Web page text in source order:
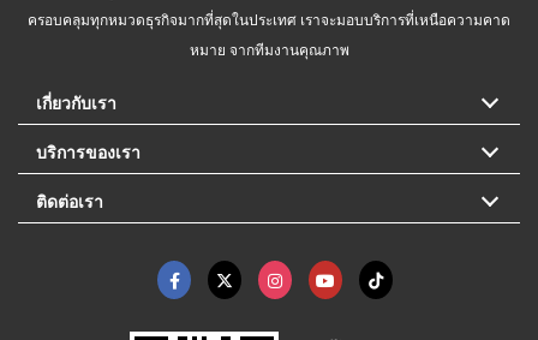
ครอบคลุมทุกหมวดธุรกิจมากที่สุดในประเทศ เราจะมอบบริการที่เหนือความคาด
หมาย จากทีมงานคุณภาพ
เกี่ยวกับเรา
บริการของเรา
ติดต่อเรา